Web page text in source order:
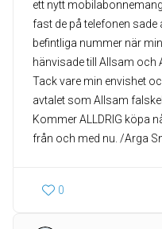
ett nytt
fast de på telefonen sade
befintliga nummer när
hänvisade till Allsam och
Tack vare min envishet
avtalet som Allsam
Kommer ALLDRIG köpa
från och med nu. /Arga
0